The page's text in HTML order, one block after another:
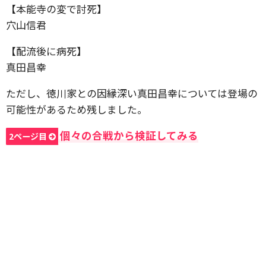
【本能寺の変で討死】
穴山信君
【配流後に病死】
真田昌幸
ただし、徳川家との因縁深い真田昌幸については登場の
可能性があるため残しました。
2ページ目 個々の合戦から検証してみる